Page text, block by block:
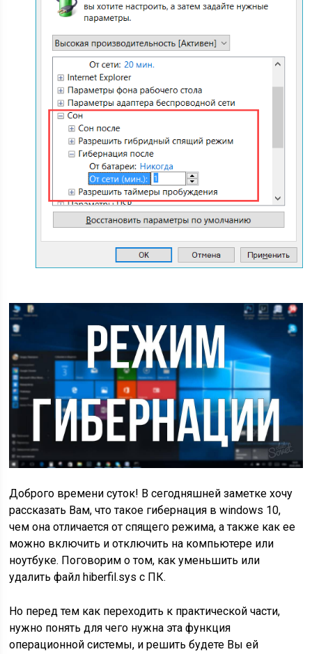
Доброго времени суток! В сегодняшней заметке хочу
рассказать Вам, что такое гибернация в windows 10,
чем она отличается от спящего режима, а также как ее
можно включить и отключить на компьютере или
ноутбуке. Поговорим о том, как уменьшить или
удалить файл hiberfil.sys с ПК.
Но перед тем как переходить к практической части,
нужно понять для чего нужна эта функция
операционной системы, и решить будете Вы ей